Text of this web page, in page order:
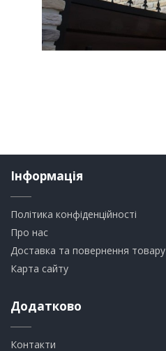
Інформація
Політика конфіденційності
Про нас
Доставка та повернення товару
Карта сайту
Додатково
Контакти